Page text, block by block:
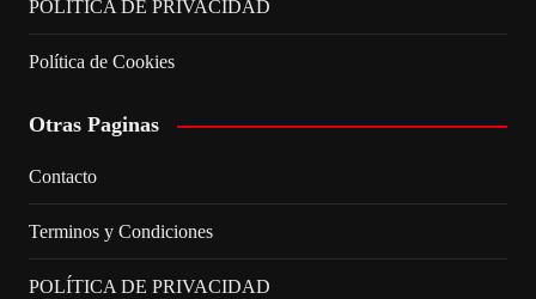
POLÍTICA DE PRIVACIDAD
Política de Cookies
Otras Paginas
Contacto
Terminos y Condiciones
POLÍTICA DE PRIVACIDAD